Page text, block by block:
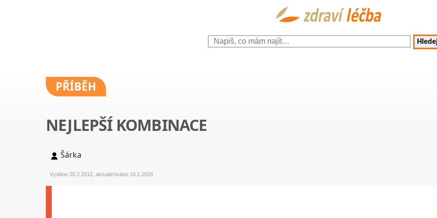
PŘÍBĚH
NEJLEPŠÍ KOMBINACE
Šárka
Vydáno 20.2.2012, aktualizováno 16.1.2026